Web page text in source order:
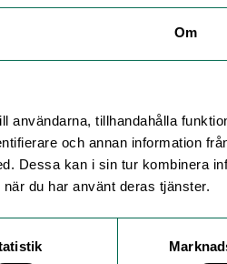
Om
användarna, tillhandahålla
och annan information
Dessa kan i sin tur kombinera
du har använt deras tjänster.